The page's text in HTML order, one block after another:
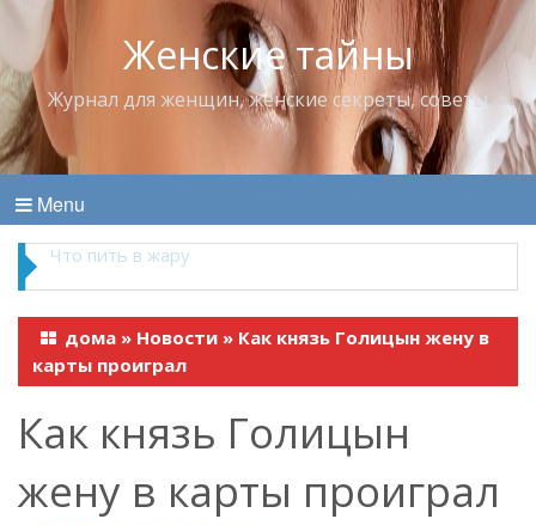
Женские тайны
Журнал для женщин, женские секреты, советы
Menu
Что пить в жару
дома » Новости » Как князь Голицын жену в
карты проиграл
Как князь Голицын
жену в карты проиграл